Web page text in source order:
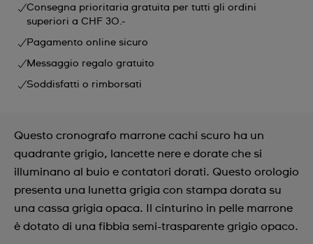
Consegna prioritaria gratuita per tutti gli ordini
superiori a CHF 30.-
Pagamento online sicuro
Messaggio regalo gratuito
Soddisfatti o rimborsati
Questo cronografo marrone cachi scuro ha un
quadrante grigio, lancette nere e dorate che si
illuminano al buio e contatori dorati. Questo orologio
presenta una lunetta grigia con stampa dorata su
una cassa grigia opaca. Il cinturino in pelle marrone
è dotato di una fibbia semi-trasparente grigio opaco.